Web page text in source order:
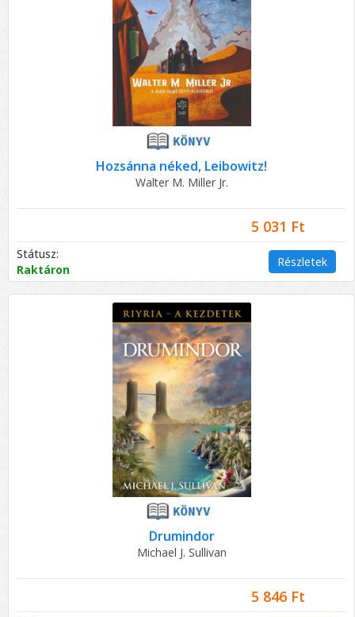
Hozsánna néked, Leibowitz!
Walter M. Miller Jr.
5 031 Ft
Státusz:
Raktáron
Részletek
Drumindor
Michael J. Sullivan
5 846 Ft